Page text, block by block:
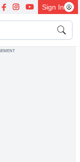
Sign In